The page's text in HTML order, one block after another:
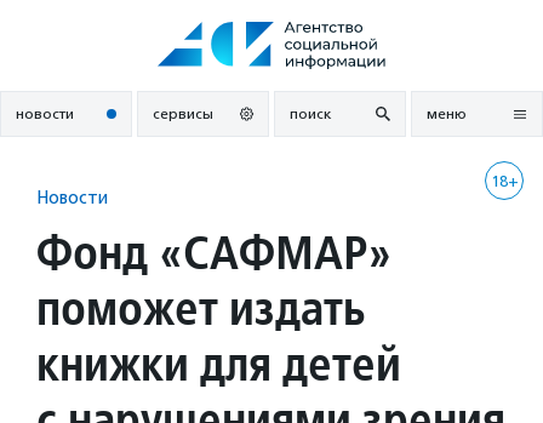
новости сервисы поиск меню
18+
Новости
Фонд «САФМАР»
поможет издать
книжки для детей